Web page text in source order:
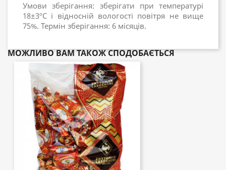
Умови зберігання: зберігати при температурі
18±3ºC і відносній вологості повітря не вище
75%. Термін зберігання: 6 місяців.
МОЖЛИВО ВАМ ТАКОЖ СПОДОБАЄТЬСЯ